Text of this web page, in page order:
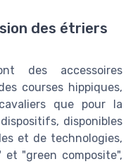
des étriers
des accessoires
courses hippiques,
que pour la
disponibles
et de technologies,
"green composite",